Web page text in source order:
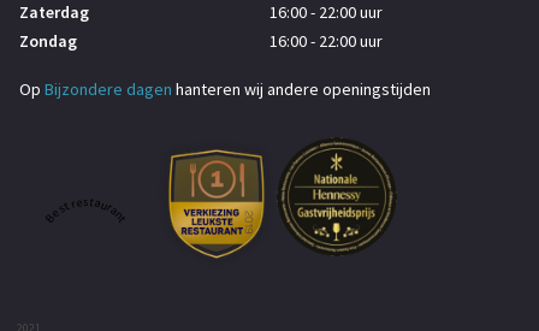
Zaterdag
Zondag
16:00 - 22:00 uur
16:00 - 22:00 uur
Op Bijzondere dagen hanteren wij andere openingstijden
Best restaurant
2021